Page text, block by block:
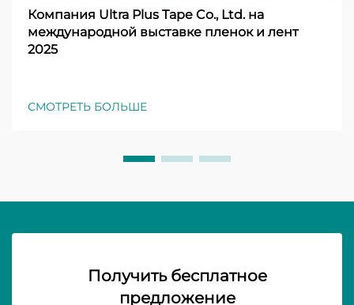
Компания Ultra Plus Tape Co., Ltd. на
международной выставке пленок и лент
2025
СМОТРЕТЬ БОЛЬШЕ
Получить бесплатное
предложение